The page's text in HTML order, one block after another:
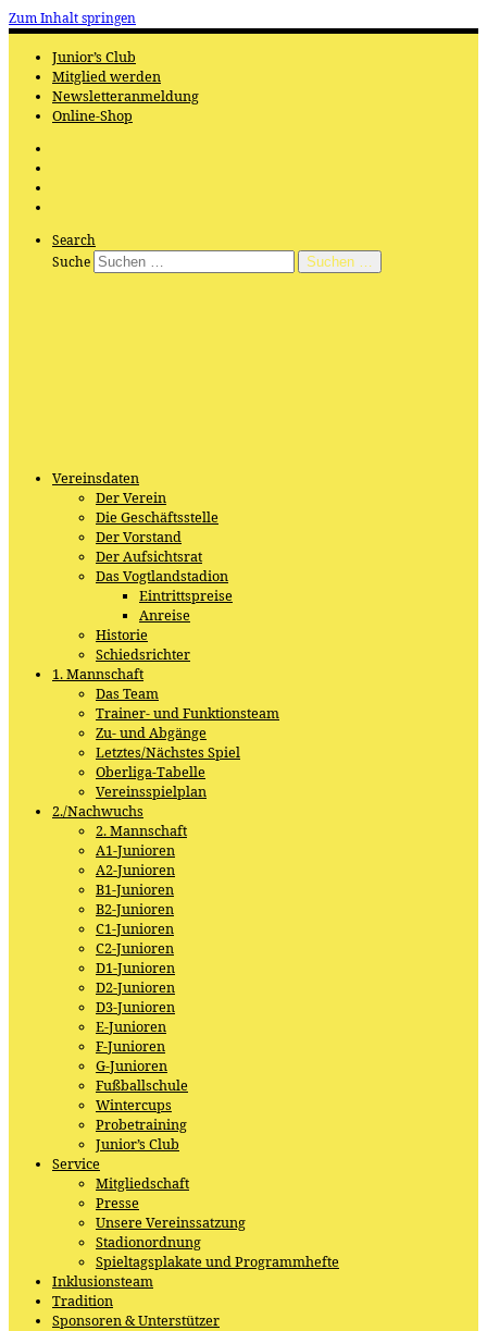
Zum Inhalt springen
Junior’s Club
Mitglied werden
Newsletteranmeldung
Online-Shop
Search
Suche
Suchen …
Vereinsdaten
Der Verein
Die Geschäftsstelle
Der Vorstand
Der Aufsichtsrat
Das Vogtlandstadion
Eintrittspreise
Anreise
Historie
Schiedsrichter
1. Mannschaft
Das Team
Trainer- und Funktionsteam
Zu- und Abgänge
Letztes/Nächstes Spiel
Oberliga-Tabelle
Vereinsspielplan
2./Nachwuchs
2. Mannschaft
A1-Junioren
A2-Junioren
B1-Junioren
B2-Junioren
C1-Junioren
C2-Junioren
D1-Junioren
D2-Junioren
D3-Junioren
E-Junioren
F-Junioren
G-Junioren
Fußballschule
Wintercups
Probetraining
Junior’s Club
Service
Mitgliedschaft
Presse
Unsere Vereinssatzung
Stadionordnung
Spieltagsplakate und Programmhefte
Inklusionsteam
Tradition
Sponsoren & Unterstützer